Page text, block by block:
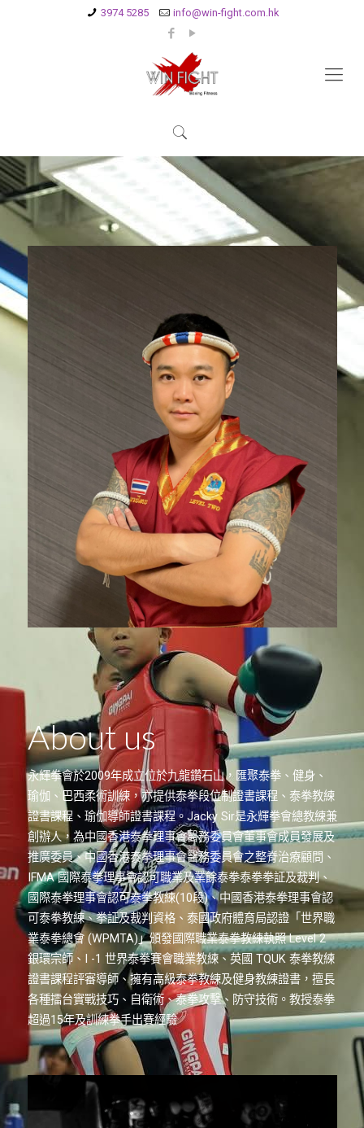
3974 5285 info@win-fight.com.hk
About us
永輝拳會於2009年成立位於九龍鑽石山，匯聚泰拳、健身、
瑜伽、巴西柔術訓練，亦提供泰拳段位制證書課程、泰拳教練
證書課程、瑜伽導師證書課程。Jacky Sir是永輝拳會總教練兼
創辦人，為中國香港泰拳理事會醫務委員會董事會成員發展及
推廣委員、中國香港泰拳理事會醫務委員會之整脊治療顧問、
IFMA 國際泰拳理事會認可職業及業餘泰拳泰拳拳証及裁判、
國際泰拳理事會認可泰拳教練(10段)、中國香港泰拳理事會認
可泰拳教練、拳証及裁判資格、泰國政府體育局認證「世界職
業泰拳總會 (WPMTA)」頒發國際職業泰拳教練執照 Level 2
銀環宗師、I -1 世界泰拳賽會職業教練、英國 TQUK 泰拳教練
證書課程評審導師、擁有高級泰拳教練及健身教練證書，擅長
各種擂台實戰技巧、自衛術、泰拳攻擊、防守技術。教授泰拳
超過15年及訓練拳手出賽經驗